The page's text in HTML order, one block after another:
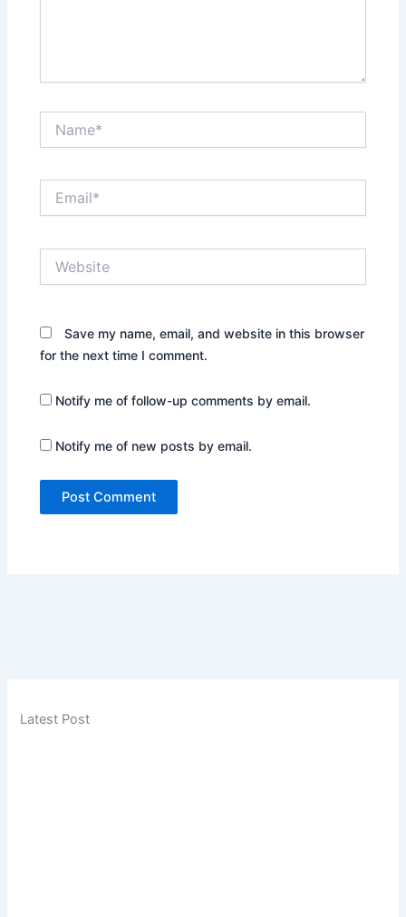
Save my name, email, and website in this browser
for the next time I comment.
Notify me of follow-up comments by email.
Notify me of new posts by email.
Latest Post